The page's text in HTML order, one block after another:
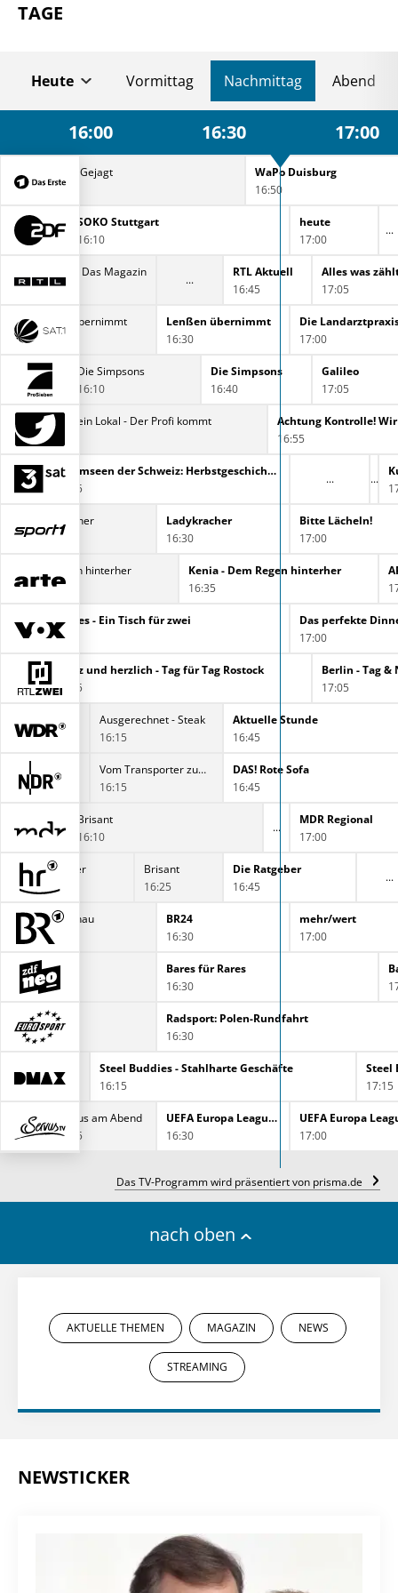
TAGE
Heute Vormittag Nachmittag Abend
16:00 16:30 17:00
Gefragt - Gejagt
16:00
WaPo Duisburg
16:50
SOKO Stuttgart
16:10
heute
17:00
Explosiv - Das Magazin
16:00
RTL Aktuell
16:45
Alles was
17:05
Lenßen übernimmt
16:00
Lenßen übernimmt
16:30
17:00
Die Simpsons
16:10
Die Simpsons
16:40
Galileo
17:05
Mein Lokal, Dein Lokal - Der Profi kommt
15:55
Achtung Kontrolle!
16:55
Traumseen der Schweiz: Sommergeschichten am Wasser
Traumseen der Schweiz: Herbstgeschichten am Wasser
16:05
Ladykracher
16:00
Ladykracher
16:30
Bitte Lächeln!
17:00
- Dem Regen hinterher
Kenia - Dem Regen hinterher
16:35
First Dates - Ein Tisch für zwei
16:00
Das perfekte
17:00
Hartz und herzlich - Tag für Tag Rostock
16:05
Berlin - Tag &
17:05
Ausgerechnet - Steak
16:15
Aktuelle Stunde
16:45
Vom Transporter zum Camper
16:15
DAS! Rote Sofa
16:45
Brisant
16:10
MDR Regional
17:00
maintower
16:00
Brisant
16:25
Die Ratgeber
16:45
Abendschau
16:00
BR24
16:30
mehr/wert
17:00
Bares für Rares
16:30
Radsport: Polen-Rundfahrt
16:30
Steel Buddies - Stahlharte Geschäfte
16:15
Steel
17:15
Servus am Abend
16:05
UEFA Europa League Qualifiers: FC Red Bull Salzburg - Pafos FC
16:30
UEFA Europa
17:00
Das TV-Programm wird präsentiert von prisma.de
nach oben
AKTUELLE THEMEN MAGAZIN NEWS
STREAMING
NEWSTICKER